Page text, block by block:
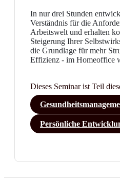
In nur drei Stunden
Verständnis für die
Arbeitswelt und erhalten
Steigerung Ihrer
die Grundlage für mehr
Effizienz - im Homeoffice
Dieses Seminar ist Teil
Persönliche